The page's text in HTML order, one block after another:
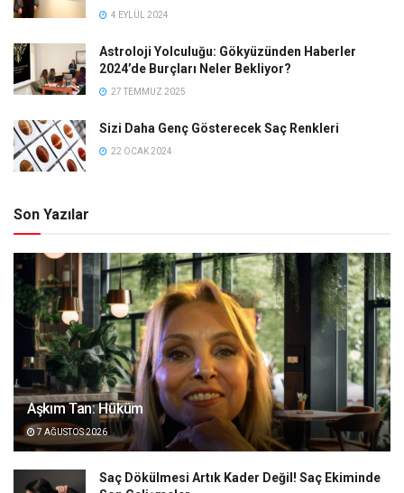
4 EYLÜL 2024
Astroloji Yolculuğu: Gökyüzünden Haberler
2024’de Burçları Neler Bekliyor?
27 TEMMUZ 2025
Sizi Daha Genç Gösterecek Saç Renkleri
22 OCAK 2024
Son Yazılar
Aşkım Tan: Hüküm
7 AĞUSTOS 2026
Saç Dökülmesi Artık Kader Değil! Saç Ekiminde